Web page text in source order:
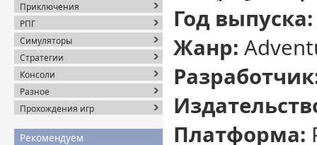
Приключения
РПГ
Симуляторы
Стратегии
Консоли
Разное
Прохождения игр
Рекомендуем
Год
Жанр:
Платформа: